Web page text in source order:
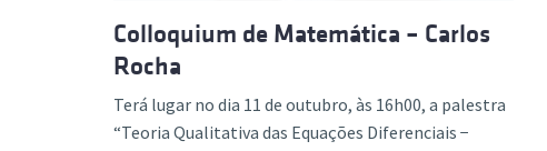
Colloquium de Matemática – Carlos
Rocha
Terá lugar no dia 11 de outubro, às 16h00, a palestra
“Teoria Qualitativa das Equações Diferenciais −